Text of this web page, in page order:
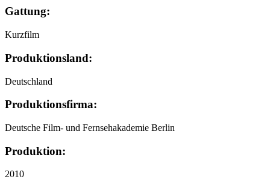
Gattung:
Kurzfilm
Produktionsland:
Deutschland
Produktionsfirma:
Deutsche Film- und Fernsehakademie Berlin
Produktion:
2010